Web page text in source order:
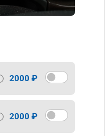
2000 ₽
2000 ₽